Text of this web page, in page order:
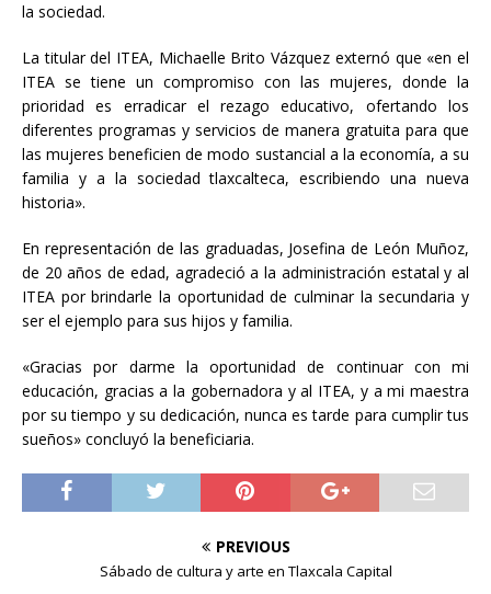
la sociedad.
La titular del ITEA, Michaelle Brito Vázquez externó que «en el
ITEA se tiene un compromiso con las mujeres, donde la
prioridad es erradicar el rezago educativo, ofertando los
diferentes programas y servicios de manera gratuita para que
las mujeres beneficien de modo sustancial a la economía, a su
familia y a la sociedad tlaxcalteca, escribiendo una nueva
historia».
En representación de las graduadas, Josefina de León Muñoz,
de 20 años de edad, agradeció a la administración estatal y al
ITEA por brindarle la oportunidad de culminar la secundaria y
ser el ejemplo para sus hijos y familia.
«Gracias por darme la oportunidad de continuar con mi
educación, gracias a la gobernadora y al ITEA, y a mi maestra
por su tiempo y su dedicación, nunca es tarde para cumplir tus
sueños» concluyó la beneficiaria.
PREVIOUS
Sábado de cultura y arte en Tlaxcala Capital